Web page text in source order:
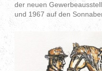
der neuen
und 1967 auf den